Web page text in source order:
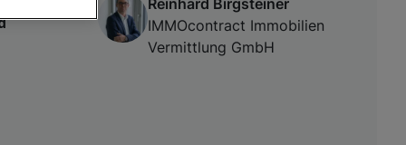
IMMOcontract Immobilien
Vermittlung GmbH
der